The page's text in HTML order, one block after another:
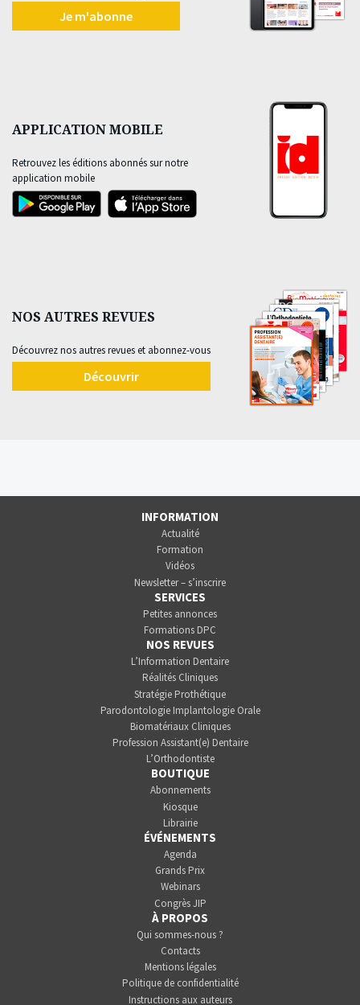
Je m'abonne
APPLICATION MOBILE
Retrouvez les éditions abonnés sur notre
application mobile
NOS AUTRES REVUES
Découvrez nos autres revues et abonnez-vous
Découvrir
INFORMATION
Actualité
Formation
Vidéos
Newsletter – s’inscrire
SERVICES
Petites annonces
Formations DPC
NOS REVUES
L’Information Dentaire
Réalités Cliniques
Stratégie Prothétique
Parodontologie Implantologie Orale
Biomatériaux Cliniques
Profession Assistant(e) Dentaire
L’Orthodontiste
BOUTIQUE
Abonnements
Kiosque
Librairie
ÉVÉNEMENTS
Agenda
Grands Prix
Webinars
Congrès JIP
À PROPOS
Qui sommes-nous ?
Contacts
Mentions légales
Politique de confidentialité
Instructions aux auteurs